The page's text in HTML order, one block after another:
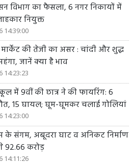
विभाग का फैसला, 6 नगर निकायों में
नियुक्त
14:39:00
की तेजी का असर : चांदी और शुद्ध
जानें क्या है भाव
14:23:23
में 9वीं की छात्र ने की फायरिंग: 6
15 घायल; घूम-घूमकर चलाई गोलियां
14:23:00
के संगम, अबूदरा घाट व अनिकट निर्माण
92.66 करोड़
14:11:26